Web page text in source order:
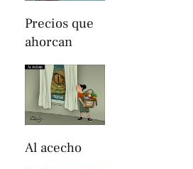
Precios que
ahorcan
Al acecho